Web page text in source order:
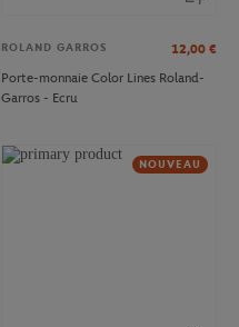
ROLAND GARROS 12,00 €
Porte-monnaie Color Lines Roland-
Garros - Ecru
NOUVEAU